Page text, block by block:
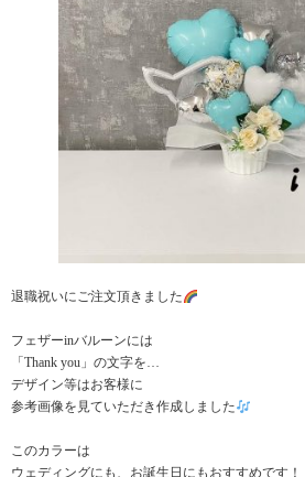
退職祝いにご注文頂きました
フェザーinバルーンには
「Thank you」の文字を…
デザイン等はお客様に
参考画像を見ていただき作成しました
このカラーは
ウェディングにも、お誕生日にもおすすめです！